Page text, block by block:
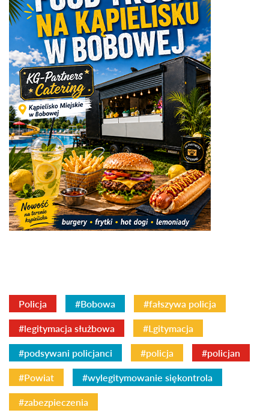
Policja #Bobowa #fałszywa policja
#legitymacja służbowa #Lgitymacja
#podsywani policjanci #policja #policjan
#Powiat #wylegitymowanie siękontrola
#zabezpieczenia